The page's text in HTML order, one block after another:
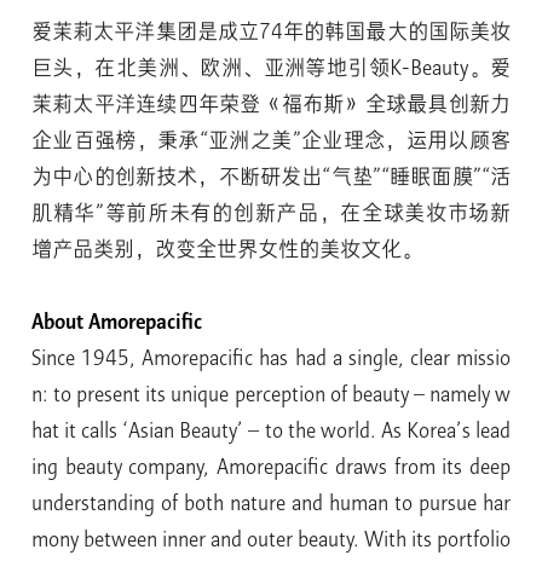
爱茉莉太平洋集团是成立74年的韩国最大的国际美妆
巨头，在北美洲、欧洲、亚洲等地引领K-Beauty。爱
茉莉太平洋连续四年荣登《福布斯》全球最具创新力
企业百强榜，秉承“亚洲之美”企业理念，运用以顾客
为中心的创新技术，不断研发出“气垫”“睡眠面膜”“活
肌精华”等前所未有的创新产品，在全球美妆市场新
增产品类别，改变全世界女性的美妆文化。
About Amorepacific
Since 1945, Amorepacific has had a single, clear missio
n: to present its unique perception of beauty – namely w
hat it calls ‘Asian Beauty’ – to the world. As Korea’s lead
ing beauty company, Amorepacific draws from its deep
understanding of both nature and human to pursue har
mony between inner and outer beauty. With its portfolio